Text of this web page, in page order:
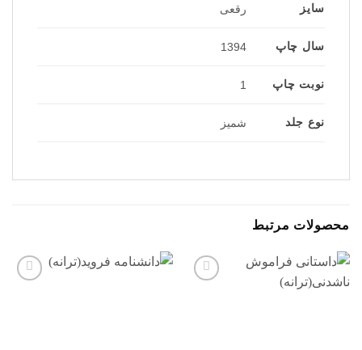
سایز رقعی
سال چاپ 1394
نوبت چاپ 1
نوع جلد شمیز
محصولات مرتبط